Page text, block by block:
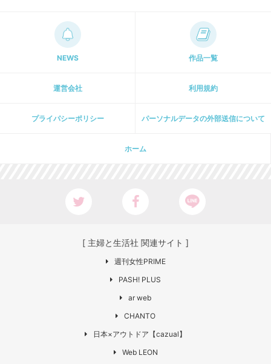
NEWS 作品一覧
運営会社 利用規約
プライパシーポリシー パーソナルデータの外部送信について
ホーム
[ 主婦と生活社 関連サイト ]
週刊女性PRIME
PASH! PLUS
ar web
CHANTO
日本×アウトドア【cazual】
Web LEON